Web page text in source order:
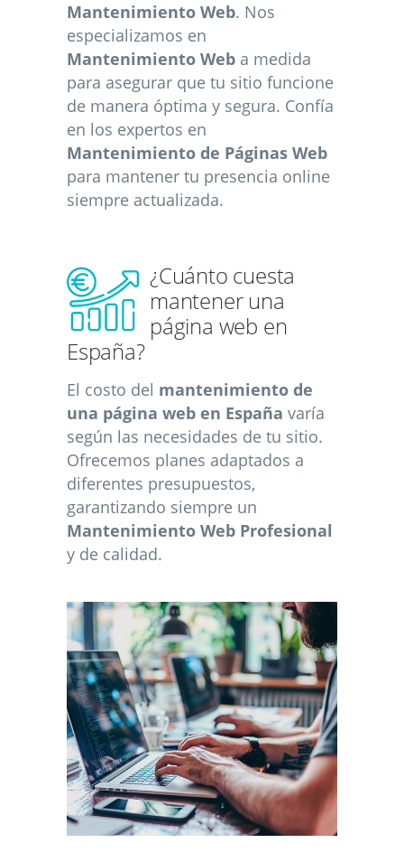
Mantenimiento Web. Nos
especializamos en
Mantenimiento Web a medida
para asegurar que tu sitio funcione
de manera óptima y segura. Confía
en los expertos en
Mantenimiento de Páginas Web
para mantener tu presencia online
siempre actualizada.
¿Cuánto cuesta
mantener una
página web en
España?
El costo del mantenimiento de
una página web en España varía
según las necesidades de tu sitio.
Ofrecemos planes adaptados a
diferentes presupuestos,
garantizando siempre un
Mantenimiento Web Profesional
y de calidad.